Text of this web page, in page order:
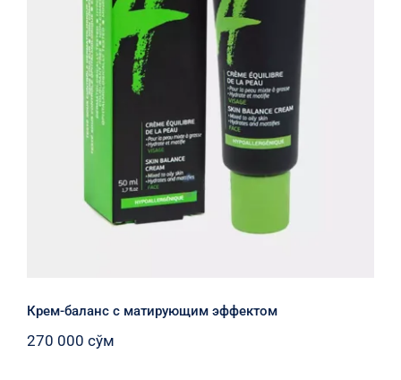
Крем-баланс с матирующим
эффектом
Крем-баланс с матирующим эффектом
270 000 сўм